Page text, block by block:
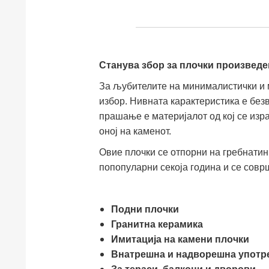
Станува збор за плочки
За љубителите на минималистички
избор. Нивната карактеристика е
прашање е материјалот од кој се
оној на каменот.
Овие плочки се отпорни на
попопуларни секоја година и се
Подни плочки
Гранитна керамика
Имитација на камени плочки
Внатрешна и надворешна